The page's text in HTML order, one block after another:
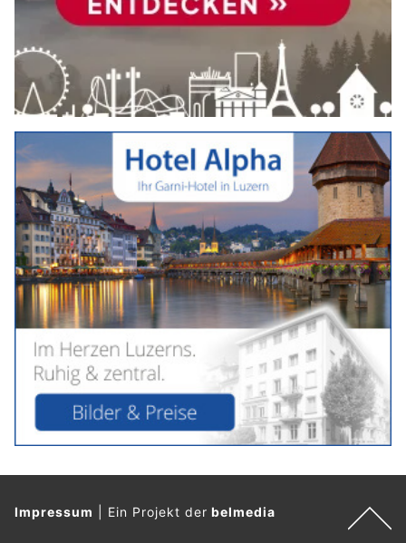
Impressum Ein Projekt derbelmedia